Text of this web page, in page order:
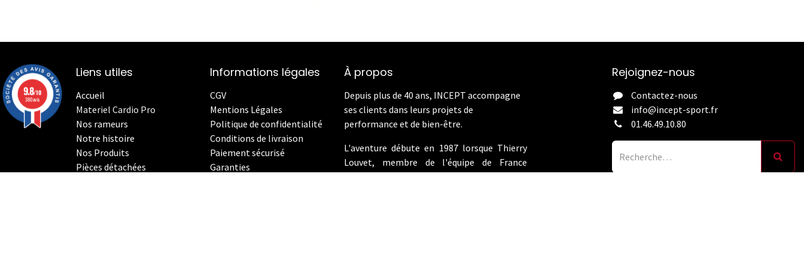
Liens utiles
Accueil
Materiel Cardio Pro
Nos rameurs
Notre histoire
Nos Produits
Pièces détachées
Informations légales
CGV
Mentions Légales
Politique de confidentialité
Conditions de livraison
Paiement sécurisé
Garanties
À propos
Depuis plus de 40 ans, INCEPT accompagne
ses clients dans leurs projets de
performance et de bien-être.
L'aventure débute en 1987 lorsque Thierry
Louvet, membre de l'équipe de France
Rejoignez-nous
Contactez-nous
info@incept-sport.fr
01.46.49.10.80
9.8/10
380 avis